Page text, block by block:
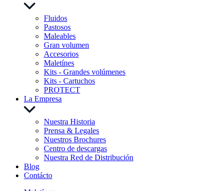
Fluidos
Pastosos
Maleables
Gran volumen
Accesorios
Maletínes
Kits - Grandes volúmenes
Kits - Cartuchos
PROTECT
La Empresa
Nuestra Historia
Prensa & Legales
Nuestros Brochures
Centro de descargas
Nuestra Red de Distribución
Blog
Contácto